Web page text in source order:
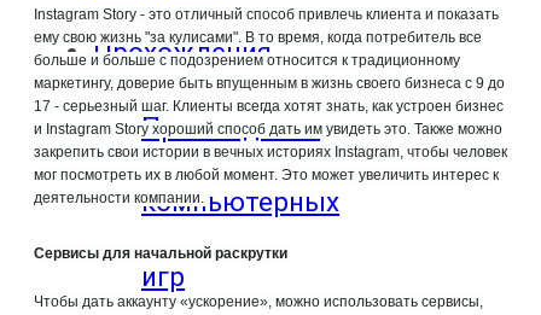
Прохождения
Прохождения
компьютерных
игр
Instagram Story - это отличный способ привлечь клиента и показать
ему свою жизнь "за кулисами". В то время, когда потребитель все
больше и больше с подозрением относится к традиционному
маркетингу, доверие быть впущенным в жизнь своего бизнеса с 9 до
17 - серьезный шаг. Клиенты всегда хотят знать, как устроен бизнес
и Instagram Story хороший способ дать им увидеть это. Также можно
закрепить свои истории в вечных историях Instagram, чтобы человек
мог посмотреть их в любой момент. Это может увеличить интерес к
деятельности компании.
Сервисы для начальной раскрутки
Чтобы дать аккаунту «ускорение», можно использовать сервисы,